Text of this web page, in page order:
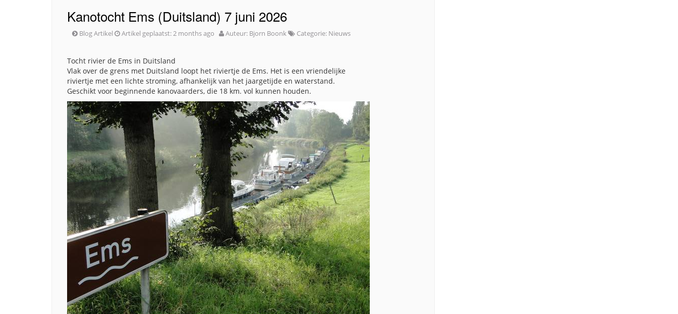
Kanotocht Ems (Duitsland) 7 juni 2026
Blog Artikel Artikel geplaatst:2 months ago Auteur: Bjorn Boonk Categorie: Nieuws
Tocht rivier de Ems in Duitsland
Vlak over de grens met Duitsland loopt het riviertje de Ems. Het is een vriendelijke
riviertje met een lichte stroming, afhankelijk van het jaargetijde en waterstand.
Geschikt voor beginnende kanovaarders, die 18 km. vol kunnen houden.